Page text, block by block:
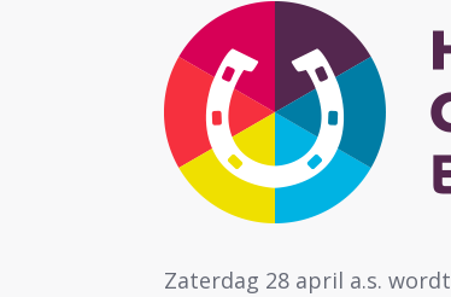
Zaterdag 28 april a.s.